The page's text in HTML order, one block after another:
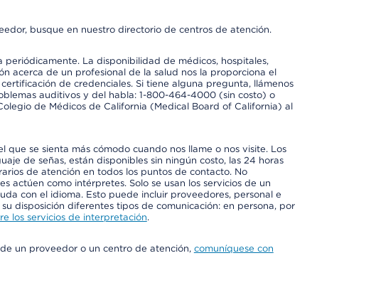
busque en nuestro directorio de centros de atención.
La disponibilidad de médicos, hospitales,
acerca de un profesional de la salud nos la proporciona el
de credenciales. Si tiene alguna pregunta, llámenos
auditivos y del habla: 1-800-464-4000 (sin costo) o
de Médicos de California (Medical Board of California) al
que se sienta más cómodo cuando nos llame o nos visite. Los
de señas, están disponibles sin ningún costo, las 24 horas
de atención en todos los puntos de contacto. No
actúen como intérpretes. Solo se usan los servicios de un
con el idioma. Esto puede incluir proveedores, personal e
disposición diferentes tipos de comunicación: en persona, por
los servicios de interpretación.
un proveedor o un centro de atención, comuníquese con